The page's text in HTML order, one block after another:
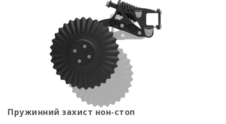
Пружинний захист нон-стоп